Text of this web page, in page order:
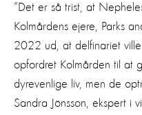
”Det er så trist, at
Kolmårdens ejere, Parks
2022 ud, at delfinariet
opfordret Kolmården til at
dyrevenlige liv, men de
Sandra Jönsson, ekspert i